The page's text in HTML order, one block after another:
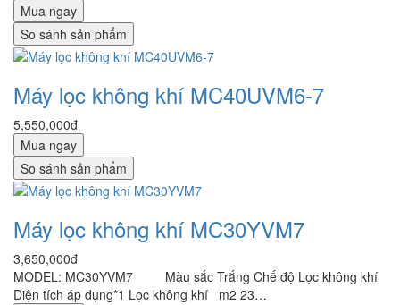
Mua ngay
So sánh sản phẩm
Máy lọc không khí MC40UVM6-7
5,550,000đ
Mua ngay
So sánh sản phẩm
Máy lọc không khí MC30YVM7
3,650,000đ
MODEL: MC30YVM7 Màu sắc Trắng Chế độ Lọc không khí
Diện tích áp dụng*1 Lọc không khí m2 23…